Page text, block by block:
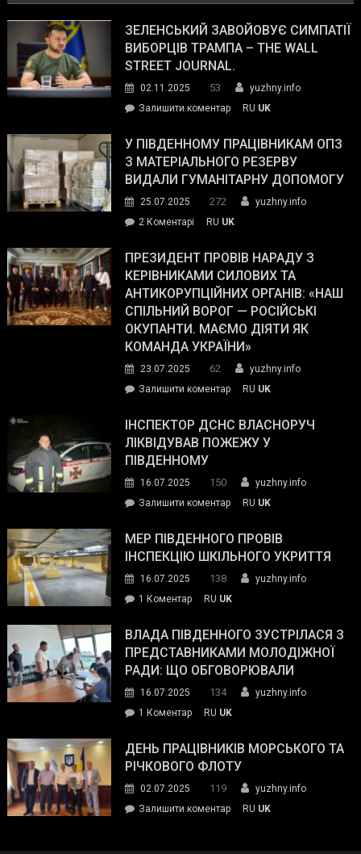
ЗЕЛЕНСЬКИЙ ЗАВОЙОВУЄ СИМПАТІЇ
ВИБОРЦІВ ТРАМПА – THE WALL
STREET JOURNAL.
02.11.2025 53
yuzhny.info
Залишити коментарon
завойовує
симпатії
виборців
The
Street
Journal.
RU UK
У ПІВДЕННОМУ ПРАЦІВНИКАМ ОПЗ
З МАТЕРІАЛЬНОГО РЕЗЕРВУ
ВИДАЛИ ГУМАНІТАРНУ ДОПОМОГУ
25.07.2025 272
yuzhny.info
2 Коментарі
Південному
працівникам
ОПЗ
з
матеріального
резерву
гуманітарну
допомогу
RU UK
ПРЕЗИДЕНТ ПРОВІВ НАРАДУ З
КЕРІВНИКАМИ СИЛОВИХ ТА
АНТИКОРУПЦІЙНИХ ОРГАНІВ: «НАШ
СПІЛЬНИЙ ВОРОГ — РОСІЙСЬКІ
ОКУПАНТИ. МАЄМО ДІЯТИ ЯК
КОМАНДА УКРАЇНИ»
23.07.2025 62
yuzhny.info
Залишити коментарon
провів
нараду
силових
та
органів:
«Наш
спільний
окупанти.
Маємо
діяти
команда
RU UK
ІНСПЕКТОР ДСНС ВЛАСНОРУЧ
ЛІКВІДУВАВ ПОЖЕЖУ У
ПІВДЕННОМУ
16.07.2025 150
yuzhny.info
Залишити коментарon
ДСНС
власноруч
пожежу
у
RU UK
МЕР ПІВДЕННОГО ПРОВІВ
ІНСПЕКЦІЮ ШКІЛЬНОГО УКРИТТЯ
16.07.2025 138
yuzhny.info
1 Коментардо
Південного
провів
інспекцію
укриття
RU UK
ВЛАДА ПІВДЕННОГО ЗУСТРІЛАСЯ З
ПРЕДСТАВНИКАМИ МОЛОДІЖНОЇ
РАДИ: ЩО ОБГОВОРЮВАЛИ
16.07.2025 134
yuzhny.info
1 Коментардо
Південного
зустрілася
представниками
молодіжної
RU UK
ДЕНЬ ПРАЦІВНИКІВ МОРСЬКОГО ТА
РІЧКОВОГО ФЛОТУ
02.07.2025 119
yuzhny.info
Залишити коментарon
RU UK